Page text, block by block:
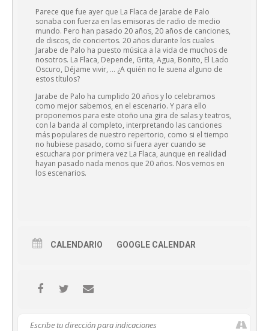
Parece que fue ayer que La Flaca de Jarabe de Palo
sonaba con fuerza en las emisoras de radio de medio
mundo. Pero han pasado 20 años, 20 años de canciones,
de discos, de conciertos. 20 años durante los cuales
Jarabe de Palo ha puesto música a la vida de muchos de
nosotros. La Flaca, Depende, Grita, Agua, Bonito, El Lado
Oscuro, Déjame vivir, … ¿A quién no le suena alguno de
estos títulos?
Jarabe de Palo ha cumplido 20 años y lo celebramos
como mejor sabemos, en el escenario. Y para ello
proponemos para este otoño una gira de salas y teatros,
con la banda al completo, interpretando las canciones
más populares de nuestro repertorio, como si el tiempo
no hubiese pasado, como si fuera ayer cuando se
escuchara por primera vez La Flaca, aunque en realidad
hayan pasado nada menos que 20 años. Nos vemos en
los escenarios.
CALENDARIO GOOGLE CALENDAR